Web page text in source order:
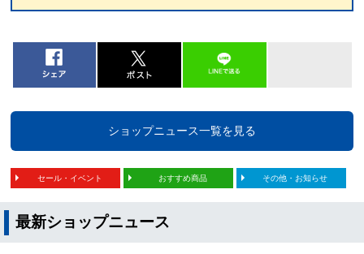
ショップニュース一覧を見る
セール・イベント おすすめ商品 その他・お知らせ
最新ショップニュース